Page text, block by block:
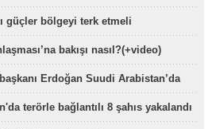
güçler bölgeyi terk etmeli
bakışı nasıl?(+video)
Erdoğan Suudi Arabistan’da
terörle bağlantılı 8 şahıs yakalandı